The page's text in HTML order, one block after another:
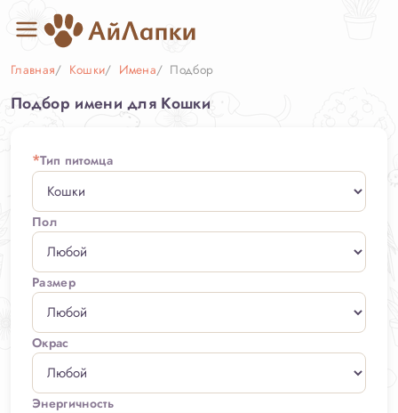
Главная Кошки Имена Подбор
Подбор имени для Кошки
*Тип питомца
Пол
Размер
Окрас
Энергичность